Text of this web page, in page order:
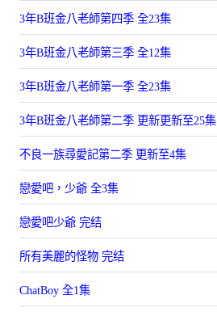
3年B班金八老師第四季 全23集
3年B班金八老師第三季 全12集
3年B班金八老師第一季 全23集
3年B班金八老師第二季 更新更新至25集
不良一族尋愛記第二季 更新至4集
戀愛吧，少爺 全3集
戀愛吧少爺 完结
所有美麗的怪物 完结
ChatBoy 全1集